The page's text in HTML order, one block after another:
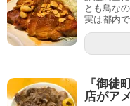
とも鳥な
実は都内
『御徒
店がア